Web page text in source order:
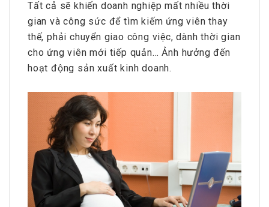
Tất cả sẽ khiến doanh nghiệp mất nhiều thời
gian và công sức để tìm kiếm ứng viên thay
thế, phải chuyển giao công việc, dành thời gian
cho ứng viên mới tiếp quản… Ảnh hưởng đến
hoạt động sản xuất kinh doanh.